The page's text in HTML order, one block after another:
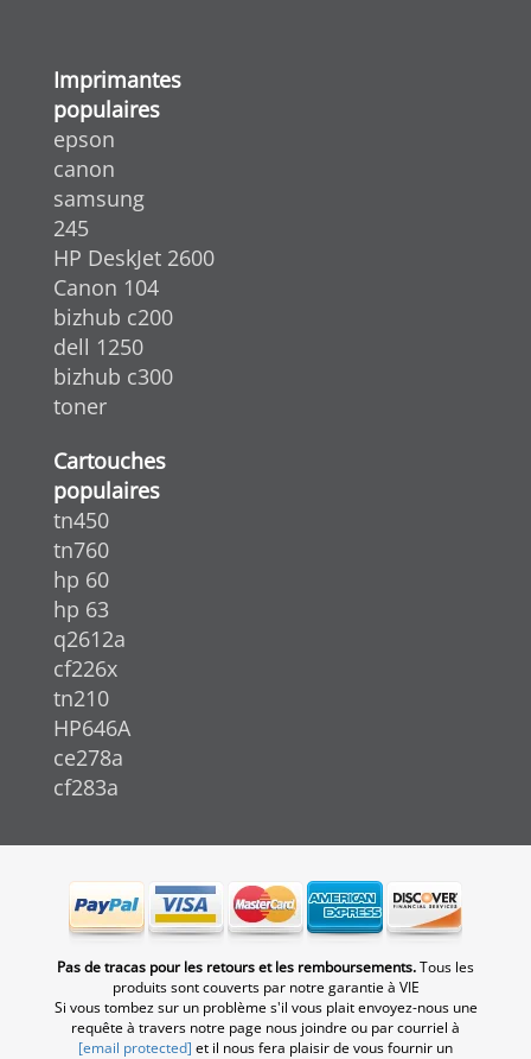
Imprimantes
populaires
epson
canon
samsung
245
HP DeskJet 2600
Canon 104
bizhub c200
dell 1250
bizhub c300
toner
Cartouches
populaires
tn450
tn760
hp 60
hp 63
q2612a
cf226x
tn210
HP646A
ce278a
cf283a
Pas de tracas pour les retours et les remboursements.Tous les
produits sont couverts par notre garantie à VIE
Si vous tombez sur un problème s'il vous plait envoyez-nous une
requête à travers notre page nous joindre ou par courriel à
[email protected] et il nous fera plaisir de vous fournir un